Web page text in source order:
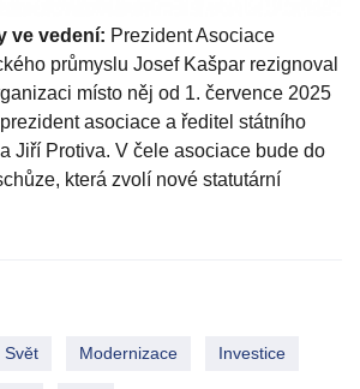
ve vedení: Prezident Asociace
průmyslu Josef Kašpar rezignoval
místo něj od 1. července 2025
asociace a ředitel státního
Jiří Protiva. V čele asociace bude do
která zvolí nové statutární
Svět Modernizace Investice